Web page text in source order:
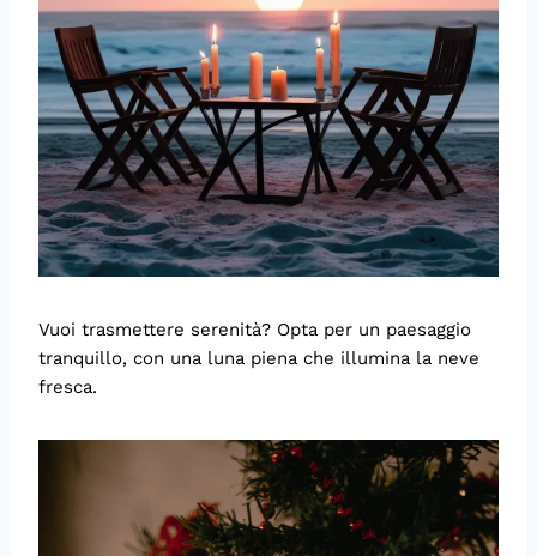
Vuoi trasmettere serenità? Opta per un paesaggio
tranquillo, con una luna piena che illumina la neve
fresca.